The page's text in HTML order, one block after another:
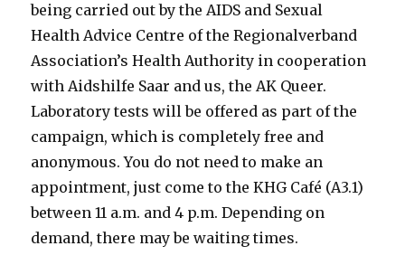
being carried out by the AIDS and Sexual
Health Advice Centre of the Regionalverband
Association’s Health Authority in cooperation
with Aidshilfe Saar and us, the AK Queer.
Laboratory tests will be offered as part of the
campaign, which is completely free and
anonymous. You do not need to make an
appointment, just come to the KHG Café (A3.1)
between 11 a.m. and 4 p.m. Depending on
demand, there may be waiting times.